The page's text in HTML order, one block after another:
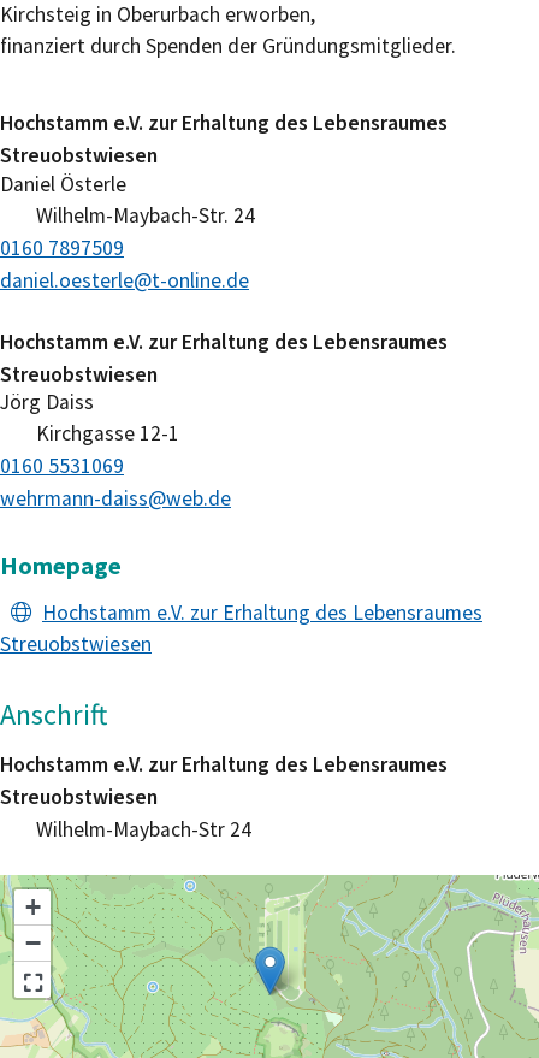
Kirchsteig in Oberurbach erworben,
finanziert durch Spenden der Gründungsmitglieder.
Daniel Österle
Hochstamm e.V. zur Erhaltung des Lebensraumes
Streuobstwiesen
Wilhelm-Maybach-Str. 24
daniel.oesterle@t-online.de
0160 7897509
Jörg Daiss
Hochstamm e.V. zur Erhaltung des Lebensraumes
Streuobstwiesen
Kirchgasse 12-1
wehrmann-daiss@web.de
0160 5531069
Homepage
Hochstamm e.V. zur Erhaltung des Lebensraumes
Streuobstwiesen
Anschrift
Hochstamm e.V. zur Erhaltung des Lebensraumes
Streuobstwiesen
Wilhelm-Maybach-Str 24
+
−